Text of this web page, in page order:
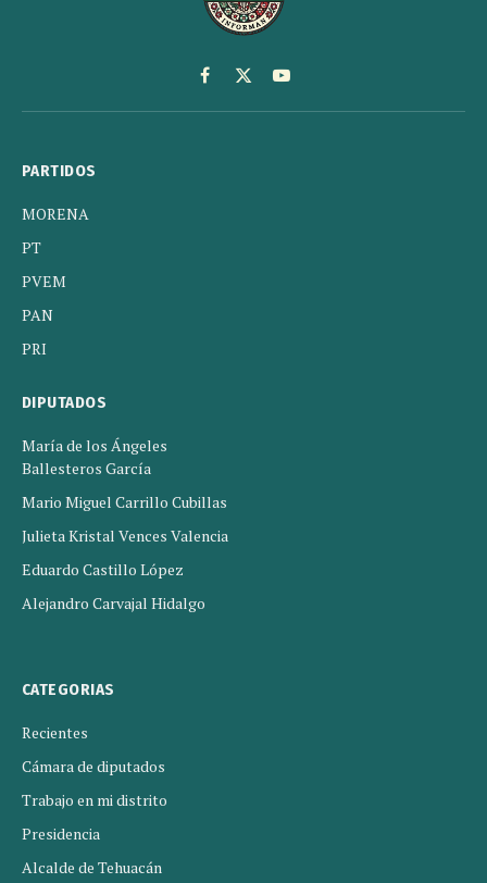
Facebook
X
(Twitter)
YouTube
PARTIDOS
MORENA
PT
PVEM
PAN
PRI
DIPUTADOS
María de los Ángeles
Ballesteros García
Mario Miguel Carrillo Cubillas
Julieta Kristal Vences Valencia
Eduardo Castillo López
Alejandro Carvajal Hidalgo
CATEGORIAS
Recientes
Cámara de diputados
Trabajo en mi distrito
Presidencia
Alcalde de Tehuacán